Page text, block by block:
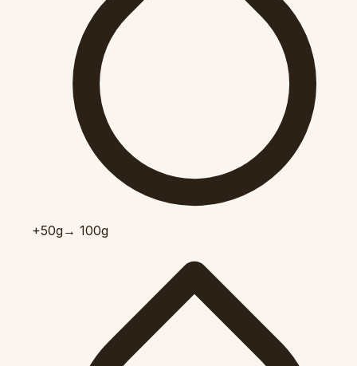
+50g→ 100g